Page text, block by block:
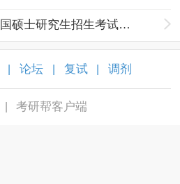
2022年宁夏师范学院全国硕士研究生招生考试报考点网上信息确认通告
论坛 复试 调剂
考研帮客户端